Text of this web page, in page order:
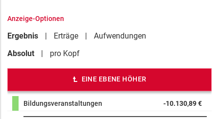
Anzeige-Optionen
Ergebnis Erträge
Aufwendungen
Absolut
pro Kopf
EINE EBENE HÖHER
Bildungsveranstaltungen -10.130,89 €